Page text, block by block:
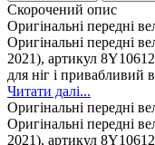
Скорочений опис
Оригінальні передні
Оригінальні передні
2021), артикул
для ніг і
Читати далі...
Оригінальні передні
Оригінальні передні
2021), артикул